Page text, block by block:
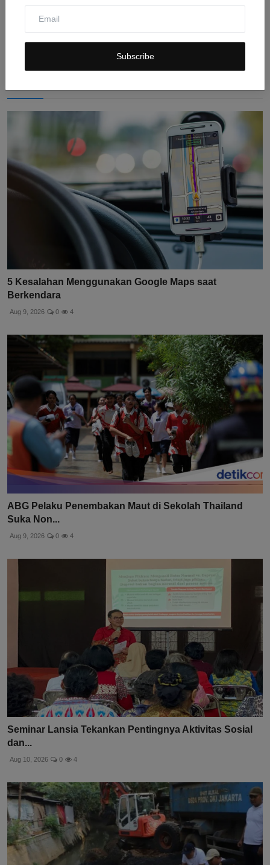
Subscribe
Bandun...
Jul 30, 2026 0 10
5 Kesalahan Menggunakan Google Maps saat
Berkendara
Aug 9, 2026 0 4
ABG Pelaku Penembakan Maut di Sekolah Thailand
Suka Non...
Aug 9, 2026 0 4
Seminar Lansia Tekankan Pentingnya Aktivitas Sosial
dan...
Aug 10, 2026 0 4